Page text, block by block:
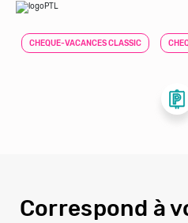
CHEQUE-VACANCES CLASSIC
Correspond à